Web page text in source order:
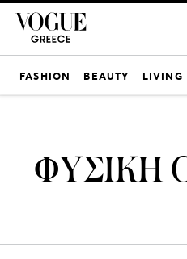
FASHION BEAUTY LIVING
ΦΥΣΙΚΗ